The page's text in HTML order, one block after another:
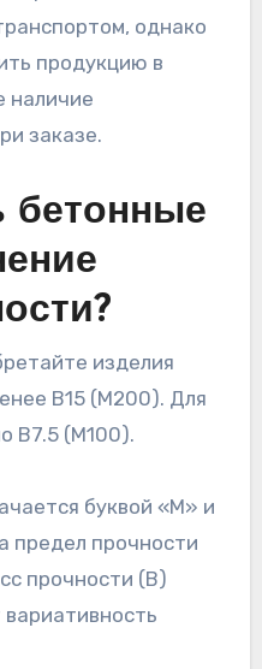
однако
продукцию в
наличие
заказе.
бетонные
изделия
B15 (М200). Для
B7.5 (М100).
буквой «М» и
предел прочности
прочности (B)